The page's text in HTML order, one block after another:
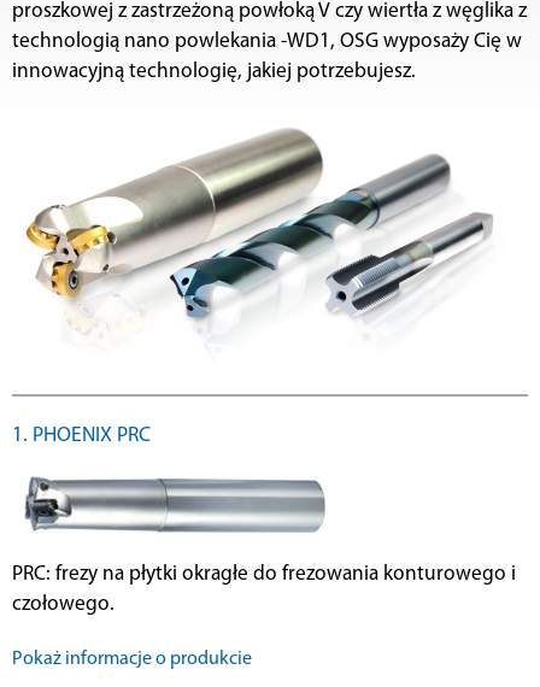
proszkowej z zastrzeżoną powłoką V czy wiertła z węglika z
technologią nano powlekania -WD1, OSG wyposaży Cię w
innowacyjną technologię, jakiej potrzebujesz.
1. PHOENIX PRC
PRC: frezy na płytki okragłe do frezowania konturowego i
czołowego.
Pokaż informacje o produkcie